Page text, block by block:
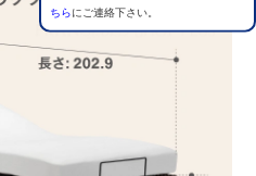
ちらにご連絡下さい。